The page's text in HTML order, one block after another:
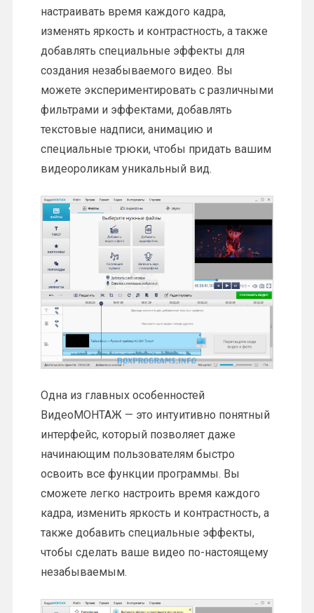
настраивать время каждого кадра,
изменять яркость и контрастность, а также
добавлять специальные эффекты для
создания незабываемого видео. Вы
можете экспериментировать с различными
фильтрами и эффектами, добавлять
текстовые надписи, анимацию и
специальные трюки, чтобы придать вашим
видеороликам уникальный вид.
Одна из главных особенностей
ВидеоМОНТАЖ — это интуитивно понятный
интерфейс, который позволяет даже
начинающим пользователям быстро
освоить все функции программы. Вы
сможете легко настроить время каждого
кадра, изменить яркость и контрастность, а
также добавить специальные эффекты,
чтобы сделать ваше видео по-настоящему
незабываемым.